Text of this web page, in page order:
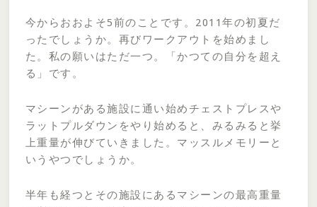
今からおおよそ5前のことです。2011年の初夏だ
ったでしょうか。再びワークアウトを始めまし
た。私の願いはただ一つ。「かつての自分を超え
る」です。
マシーンがある施設に通い始めチェストプレスや
ラットプルダウンをやり始めると、みるみると挙
上重量が伸びていきました。マッスルメモリーと
いうやつでしょうか。
半年も経つとその施設にあるマシーンの最高重量